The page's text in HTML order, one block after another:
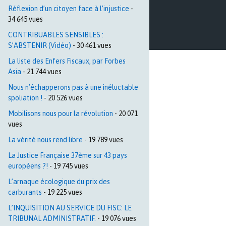
Réflexion d’un citoyen face à l’injustice -
34 645 vues
CONTRIBUABLES SENSIBLES :
S’ABSTENIR (Vidéo) - 30 461 vues
La liste des Enfers Fiscaux, par Forbes
Asia - 21 744 vues
Nous n’échapperons pas à une inéluctable
spoliation ! - 20 526 vues
Mobilisons nous pour la révolution - 20 071
vues
La vérité nous rend libre - 19 789 vues
La Justice Française 37ème sur 43 pays
européens ?! - 19 745 vues
L’arnaque écologique du prix des
carburants - 19 225 vues
L’INQUISITION AU SERVICE DU FISC: LE
TRIBUNAL ADMINISTRATIF. - 19 076 vues